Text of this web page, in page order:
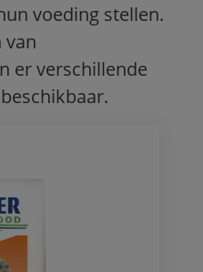
voeding stellen.
van
er verschillende